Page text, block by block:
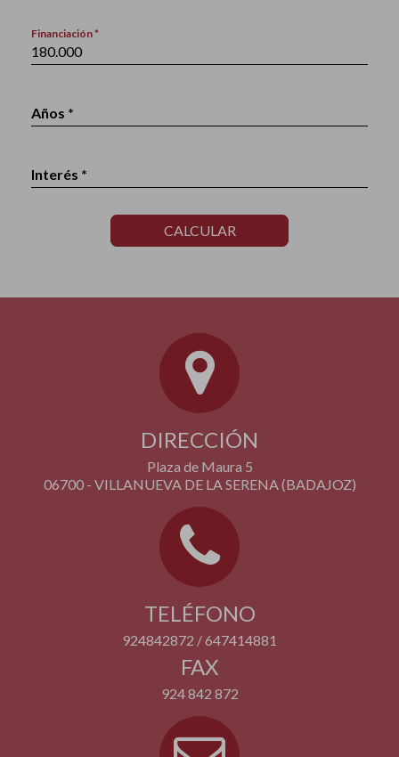
Financiación *
Años *
Interés *
CALCULAR
DIRECCIÓN
Plaza de Maura 5
06700 - VILLANUEVA DE LA SERENA (BADAJOZ)
TELÉFONO
924842872 / 647414881
FAX
924 842 872